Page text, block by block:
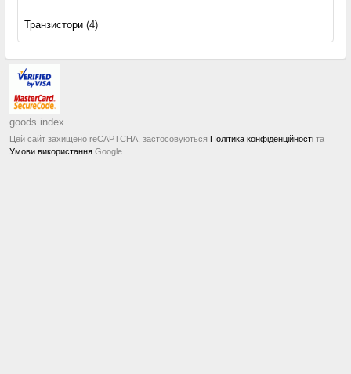
Транзистори (4)
goods index
Цей сайт захищено reCAPTCHA, застосовуються Політика конфіденційності та
Умови використання Google.